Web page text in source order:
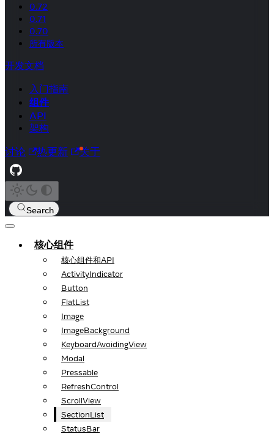
0.72
0.71
0.70
所有版本
开发文档
入门指南
组件
API
架构
讨论 热更新 关于
Search
核心组件
核心组件和API
ActivityIndicator
Button
FlatList
Image
ImageBackground
KeyboardAvoidingView
Modal
Pressable
RefreshControl
ScrollView
SectionList
StatusBar